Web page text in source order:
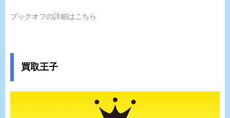
ブックオフの詳細はこちら
買取王子